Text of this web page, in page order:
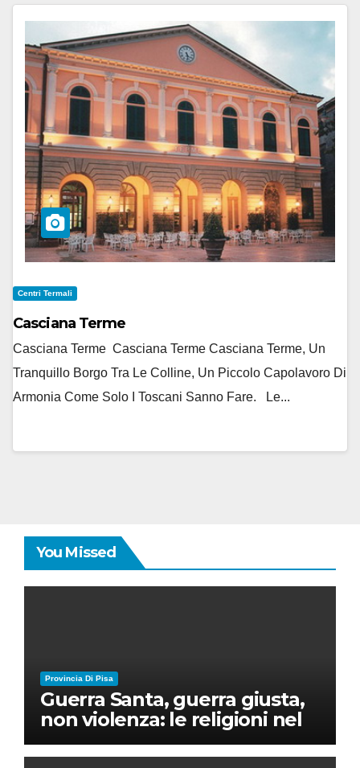
Centri Termali
Casciana Terme
Casciana Terme Casciana Terme Casciana Terme, Un
Tranquillo Borgo Tra Le Colline, Un Piccolo Capolavoro Di
Armonia Come Solo I Toscani Sanno Fare. Le...
You Missed
Provincia Di Pisa
Guerra Santa, guerra giusta,
non violenza: le religioni nel
nuovo disordine mondiale